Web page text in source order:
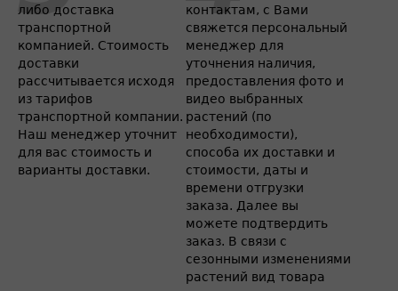
либо доставка
транспортной
компанией. Стоимость
доставки
рассчитывается исходя
из тарифов
транспортной компании.
Наш менеджер уточнит
для вас стоимость и
варианты доставки.
контактам, с Вами
свяжется персональный
менеджер для
уточнения наличия,
предоставления фото и
видео выбранных
растений (по
необходимости),
способа их доставки и
стоимости, даты и
времени отгрузки
заказа. Далее вы
можете подтвердить
заказ. В связи с
сезонными изменениями
растений вид товара